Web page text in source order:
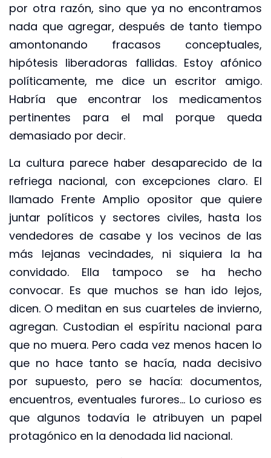
por otra razón, sino que ya no encontramos
nada que agregar, después de tanto tiempo
amontonando fracasos conceptuales,
hipótesis liberadoras fallidas. Estoy afónico
políticamente, me dice un escritor amigo.
Habría que encontrar los medicamentos
pertinentes para el mal porque queda
demasiado por decir.
La cultura parece haber desaparecido de la
refriega nacional, con excepciones claro. El
llamado Frente Amplio opositor que quiere
juntar políticos y sectores civiles, hasta los
vendedores de casabe y los vecinos de las
más lejanas vecindades, ni siquiera la ha
convidado. Ella tampoco se ha hecho
convocar. Es que muchos se han ido lejos,
dicen. O meditan en sus cuarteles de invierno,
agregan. Custodian el espíritu nacional para
que no muera. Pero cada vez menos hacen lo
que no hace tanto se hacía, nada decisivo
por supuesto, pero se hacía: documentos,
encuentros, eventuales furores… Lo curioso es
que algunos todavía le atribuyen un papel
protagónico en la denodada lid nacional.